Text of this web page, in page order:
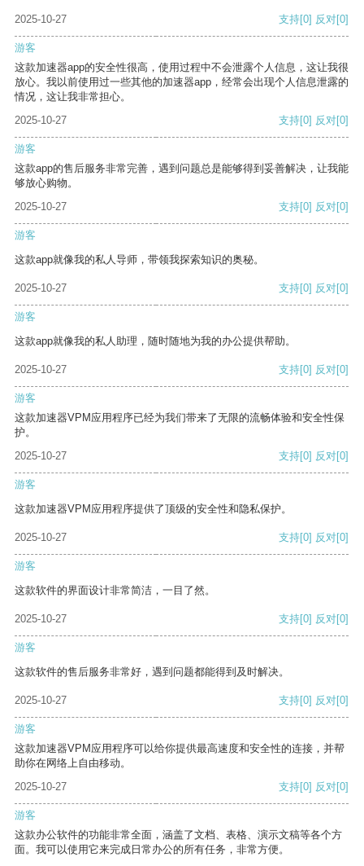
2025-10-27 支持[0] 反对[0]
游客
这款加速器app的安全性很高，使用过程中不会泄露个人信息，这让我很
放心。我以前使用过一些其他的加速器app，经常会出现个人信息泄露的
情况，这让我非常担心。
2025-10-27
支持[0] 反对[0]
游客
这款app的售后服务非常完善，遇到问题总是能够得到妥善解决，让我能
够放心购物。
2025-10-27
支持[0] 反对[0]
游客
这款app就像我的私人导师，带领我探索知识的奥秘。
2025-10-27 支持[0] 反对[0]
游客
这款app就像我的私人助理，随时随地为我的办公提供帮助。
2025-10-27 支持[0] 反对[0]
游客
这款加速器VPM应用程序已经为我们带来了无限的流畅体验和安全性保
护。
2025-10-27
支持[0] 反对[0]
游客
这款加速器VPM应用程序提供了顶级的安全性和隐私保护。
2025-10-27 支持[0] 反对[0]
游客
这款软件的界面设计非常简洁，一目了然。
2025-10-27 支持[0] 反对[0]
游客
这款软件的售后服务非常好，遇到问题都能得到及时解决。
2025-10-27 支持[0] 反对[0]
游客
这款加速器VPM应用程序可以给你提供最高速度和安全性的连接，并帮
助你在网络上自由移动。
2025-10-27
支持[0] 反对[0]
游客
这款办公软件的功能非常全面，涵盖了文档、表格、演示文稿等各个方
面。我可以使用它来完成日常办公的所有任务，非常方便。